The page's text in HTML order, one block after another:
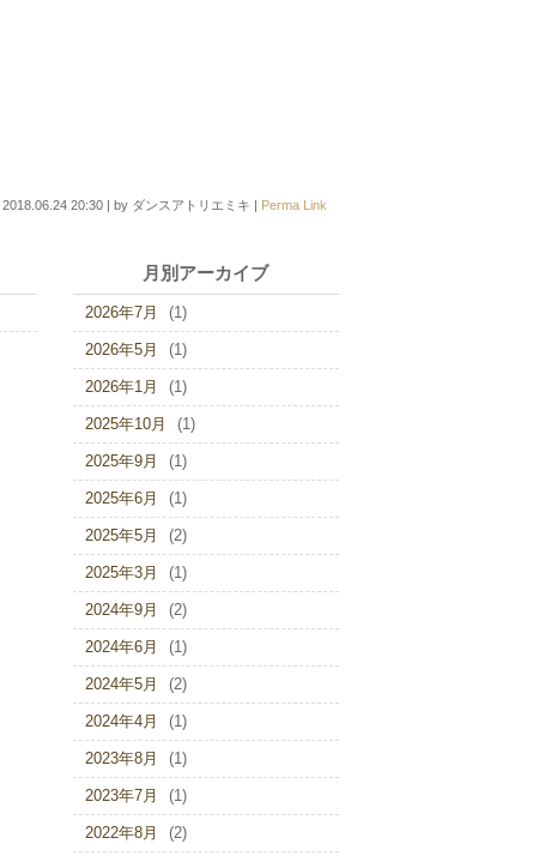
2018.06.24 20:30 | by ダンスアトリエミキ | Perma Link
月別アーカイブ
2026年7月 (1)
2026年5月 (1)
2026年1月 (1)
2025年10月 (1)
2025年9月 (1)
2025年6月 (1)
2025年5月 (2)
2025年3月 (1)
2024年9月 (2)
2024年6月 (1)
2024年5月 (2)
2024年4月 (1)
2023年8月 (1)
2023年7月 (1)
2022年8月 (2)